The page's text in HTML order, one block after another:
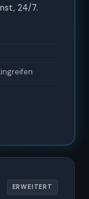
24/7.
ERWEITERT